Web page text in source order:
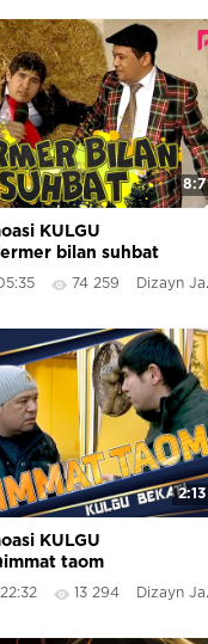
8:7
KULGU
bilan suhbat
74 259 Dizayn Jamoasi
2:13
KULGU
taom
13 294 Dizayn Jamoasi